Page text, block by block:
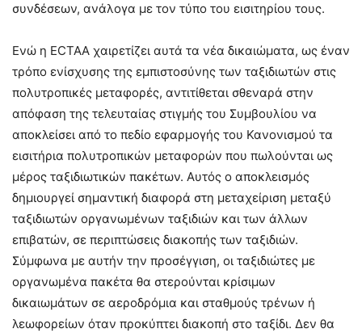
συνδέσεων, ανάλογα με τον τύπο του εισιτηρίου τους.
Ενώ η ECTAA χαιρετίζει αυτά τα νέα δικαιώματα, ως έναν
τρόπο ενίσχυσης της εμπιστοσύνης των ταξιδιωτών στις
πολυτροπικές μεταφορές, αντιτίθεται σθεναρά στην
απόφαση της τελευταίας στιγμής του Συμβουλίου να
αποκλείσει από το πεδίο εφαρμογής του Κανονισμού τα
εισιτήρια πολυτροπικών μεταφορών που πωλούνται ως
μέρος ταξιδιωτικών πακέτων. Αυτός ο αποκλεισμός
δημιουργεί σημαντική διαφορά στη μεταχείριση μεταξύ
ταξιδιωτών οργανωμένων ταξιδιών και των άλλων
επιβατών, σε περιπτώσεις διακοπής των ταξιδιών.
Σύμφωνα με αυτήν την προσέγγιση, οι ταξιδιώτες με
οργανωμένα πακέτα θα στερούνται κρίσιμων
δικαιωμάτων σε αεροδρόμια και σταθμούς τρένων ή
λεωφορείων όταν προκύπτει διακοπή στο ταξίδι. Δεν θα